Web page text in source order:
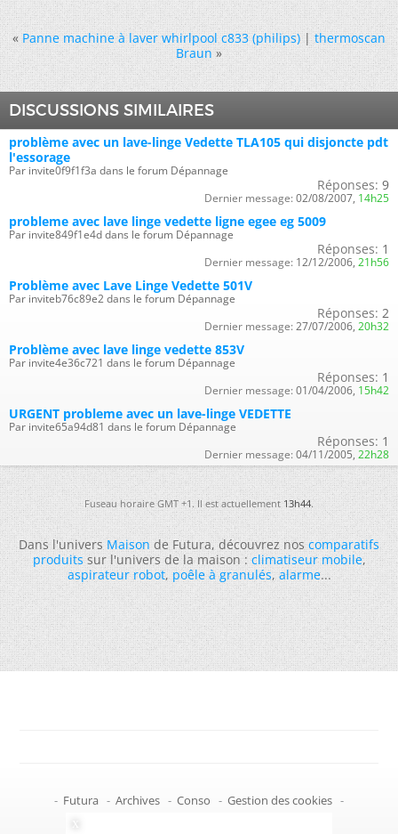
« Panne machine à laver whirlpool c833 (philips)|thermoscan
Braun »
DISCUSSIONS SIMILAIRES
problème avec un lave-linge Vedette TLA105 qui disjoncte pdt
l'essorage
Par invite0f9f1f3a dans le forum Dépannage
Réponses: 9
Dernier message: 02/08/2007, 14h25
probleme avec lave linge vedette ligne egee eg 5009
Par invite849f1e4d dans le forum Dépannage
Réponses: 1
Dernier message: 12/12/2006, 21h56
Problème avec Lave Linge Vedette 501V
Par inviteb76c89e2 dans le forum Dépannage
Réponses: 2
Dernier message: 27/07/2006, 20h32
Problème avec lave linge vedette 853V
Par invite4e36c721 dans le forum Dépannage
Réponses: 1
Dernier message: 01/04/2006, 15h42
URGENT probleme avec un lave-linge VEDETTE
Par invite65a94d81 dans le forum Dépannage
Réponses: 1
Dernier message: 04/11/2005, 22h28
Fuseau horaire GMT +1. Il est actuellement13h44.
Dans l'universMaisonde Futura, découvrez noscomparatifs
produitssur l'univers de la maison :climatiseur mobile,
aspirateur robot,poêle à granulés,alarme...
- Futura - Archives - Conso - Gestion des cookies -